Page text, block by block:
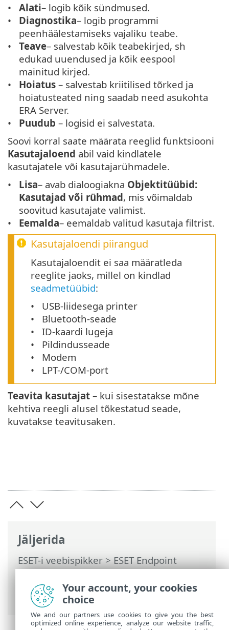
Jäljerida
ESET-i veebispikker>ESET Endpoint
Security>Täpsem häälestus>Kaitsed>
Seadme kontroll> Seadmekontrolli
reeglite lisamine
Alati– logib kõik sündmused.
Diagnostika– logib programmi
peenhäälestamiseks vajaliku teabe.
Teave– salvestab kõik teabekirjed, sh
edukad uuendused ja kõik eespool
mainitud kirjed.
Hoiatus – salvestab kriitilised tõrked ja
hoiatusteated ning saadab need asukohta
ERA Server.
Puudub– logisid ei salvestata.
Soovi korral saate määrata reeglid funktsiooni
Kasutajaloend abil vaid kindlatele
kasutajatele või kasutajarühmadele.
Lisa– avab dialoogiakna Objektitüübid:
Kasutajad või rühmad, mis võimaldab
soovitud kasutajate valimist.
Eemalda– eemaldab valitud kasutaja filtrist.
Kasutajaloendi piirangud
Kasutajaloendit ei saa määratleda
reeglite jaoks, millel on kindlad
seadmetüübid:
USB-liidesega printer
Bluetooth-seade
ID-kaardi lugeja
Pildindusseade
Modem
LPT-/COM-port
Teavita kasutajat – kui sisestatakse mõne
kehtiva reegli alusel tõkestatud seade,
kuvatakse teavitusaken.
Your account, your cookies
choice
We and our partners use cookies to give you the best
optimized online experience, analyze our website traffic,